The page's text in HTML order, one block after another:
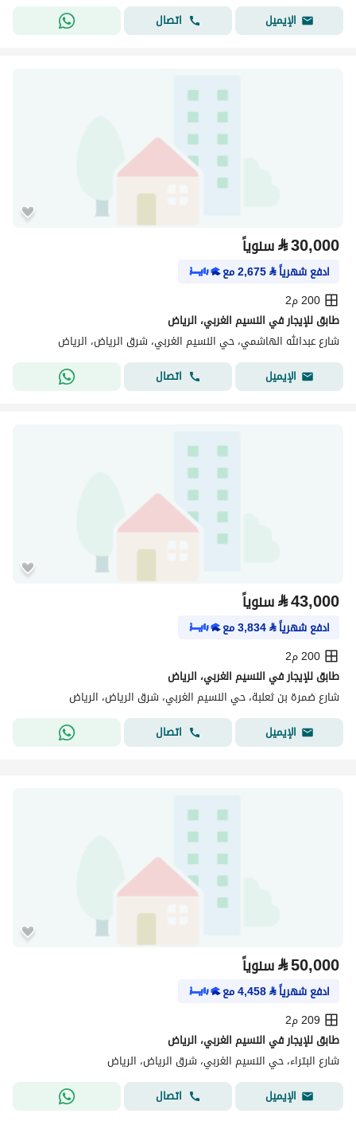
الإيميل
اتصال
⃁30,000 سنوياً
ادفع شهرياً⃁
2,675مع
200 م2
طابق للإيجار في النسيم الغربي، الرياض
شارع عبدالله الهاشمي، حي النسيم الغربي، شرق الرياض، الرياض
الإيميل
اتصال
⃁43,000 سنوياً
ادفع شهرياً⃁
3,834مع
200 م2
طابق للإيجار في النسيم الغربي، الرياض
شارع ضمرة بن ثعلبة، حي النسيم الغربي، شرق الرياض، الرياض
الإيميل
اتصال
⃁50,000 سنوياً
ادفع شهرياً⃁
4,458مع
209 م2
طابق للإيجار في النسيم الغربي، الرياض
شارع البتراء، حي النسيم الغربي، شرق الرياض، الرياض
الإيميل
اتصال